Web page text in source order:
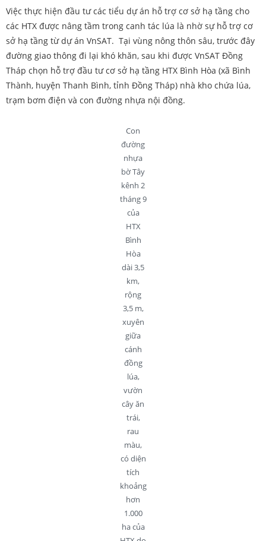
Việc thực hiện đầu tư các tiểu dự án hỗ trợ cơ sở hạ tầng cho
các HTX được nâng tầm trong canh tác lúa là nhờ sự hỗ trợ cơ
sở hạ tầng từ dự án VnSAT. Tại vùng nông thôn sâu, trước đây
đường giao thông đi lại khó khăn, sau khi được VnSAT Đồng
Tháp chọn hỗ trợ đầu tư cơ sở hạ tầng HTX Bình Hòa (xã Bình
Thành, huyện Thanh Bình, tỉnh Đồng Tháp) nhà kho chứa lúa,
trạm bơm điện và con đường nhựa nội đồng.
Con
đường
nhựa
bờ Tây
kênh 2
tháng 9
của
HTX
Bình
Hòa
dài 3,5
km,
rộng
3,5 m,
xuyên
giữa
cánh
đồng
lúa,
vườn
cây ăn
trái,
rau
màu,
có diện
tích
khoảng
hơn
1.000
ha của